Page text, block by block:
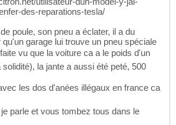
des-reparations-tesla/
poule, son pneu a éclater, il a du
garage lui trouve un pneu spéciale
vu que la voiture ca a le poids d'un
la jante a aussi été peté, 500
les dos d'anées illégaux en france ca
parle et vous tombez tous dans le